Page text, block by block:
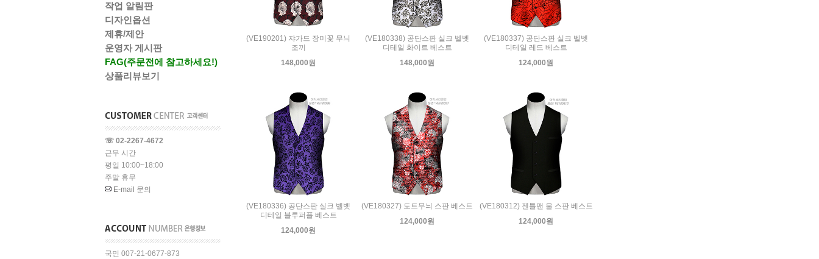
작업 알림판
디자인옵션
제휴/제안
운영자 게시판
FAG(주문전에 참고하세요!)
상품리뷰보기
☏ 02-2267-4672
근무 시간
평일 10:00~18:00
주말 휴무
E-mail 문의
국민 007-21-0677-873
(VE190201) 쟈가드 장미꽃 무늬
조끼
148,000원
(VE180338) 공단스판 실크 벨벳
디테일 화이트 베스트
148,000원
(VE180337) 공단스판 실크 벨벳
디테일 레드 베스트
124,000원
(VE180336) 공단스판 실크 벨벳
디테일 블루퍼플 베스트
124,000원
(VE180327) 도트무늬 스판 베스트
124,000원
(VE180312) 젠틀맨 울 스판 베스트
124,000원